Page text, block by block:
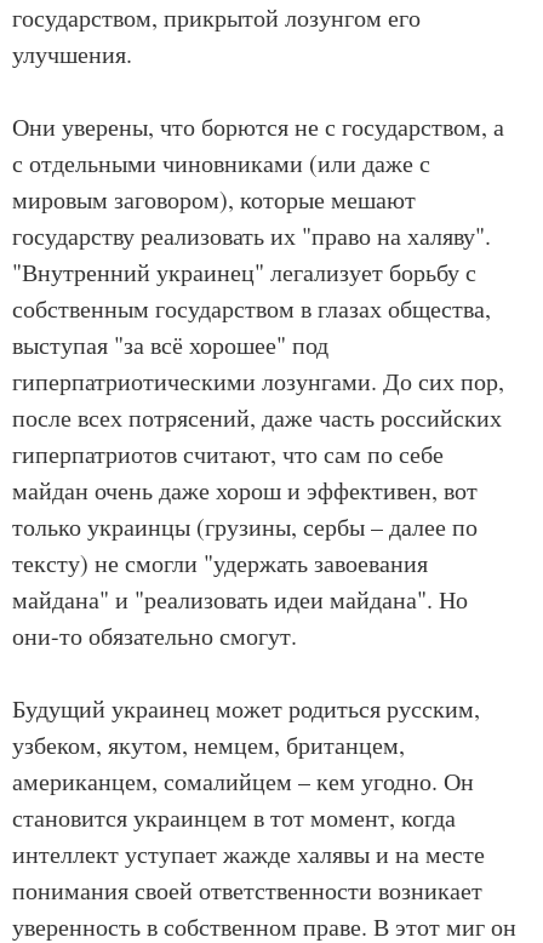
государством, прикрытой лозунгом его
улучшения.
Они уверены, что борются не с государством, а
с отдельными чиновниками (или даже с
мировым заговором), которые мешают
государству реализовать их "право на халяву".
"Внутренний украинец" легализует борьбу с
собственным государством в глазах общества,
выступая "за всё хорошее" под
гиперпатриотическими лозунгами. До сих пор,
после всех потрясений, даже часть российских
гиперпатриотов считают, что сам по себе
майдан очень даже хорош и эффективен, вот
только украинцы (грузины, сербы – далее по
тексту) не смогли "удержать завоевания
майдана" и "реализовать идеи майдана". Но
они-то обязательно смогут.
Будущий украинец может родиться русским,
узбеком, якутом, немцем, британцем,
американцем, сомалийцем – кем угодно. Он
становится украинцем в тот момент, когда
интеллект уступает жажде халявы и на месте
понимания своей ответственности возникает
уверенность в собственном праве. В этот миг он